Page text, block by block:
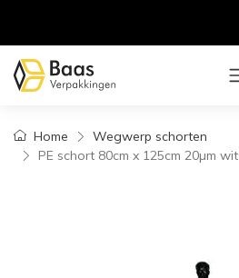
Home
Wegwerp schorten
PE schort 80cm x 125cm 20µm wit